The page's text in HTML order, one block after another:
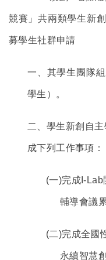
競賽」共兩類學生新
募學生社群申請
一、其學生團隊
學生）。
二、學生新創自
成下列工作事項：
(一)完成I-Lab
輔導會議
(二)完成全國
永續智慧